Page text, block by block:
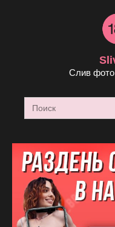
Слив фото
Search
for: